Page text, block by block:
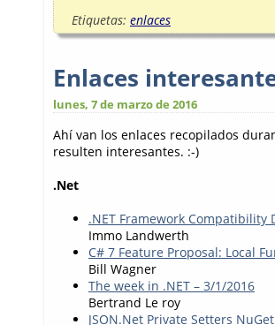
Etiquetas: enlaces
Enlaces
lunes, 7 de marzo de 2016
Ahí van los enlaces recopilados
resulten interesantes. :-)
.Net
.NET Framework Compatibility
Immo Landwerth
C# 7 Feature Proposal: Local
Bill Wagner
The week in .NET – 3/1/2016
Bertrand Le roy
JSON.Net Private Setters NuGet